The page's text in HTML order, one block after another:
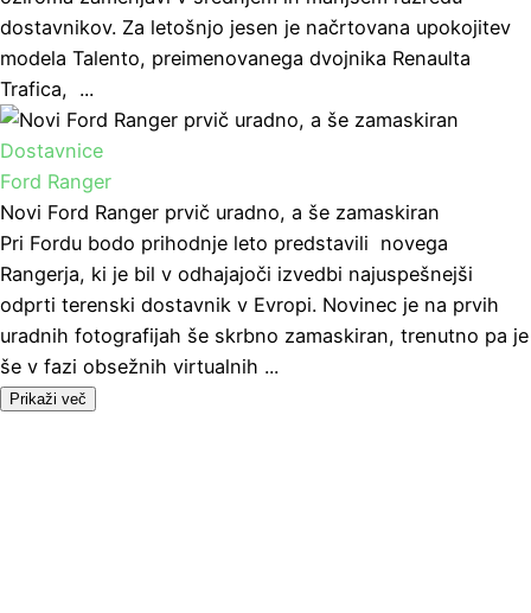
dostavnikov. Za letošnjo jesen je načrtovana upokojitev
modela Talento, preimenovanega dvojnika Renaulta
Trafica, ...
Dostavnice
Ford Ranger
Novi Ford Ranger prvič uradno, a še zamaskiran
Pri Fordu bodo prihodnje leto predstavili novega
Rangerja, ki je bil v odhajajoči izvedbi najuspešnejši
odprti terenski dostavnik v Evropi. Novinec je na prvih
uradnih fotografijah še skrbno zamaskiran, trenutno pa je
še v fazi obsežnih virtualnih ...
Prikaži več